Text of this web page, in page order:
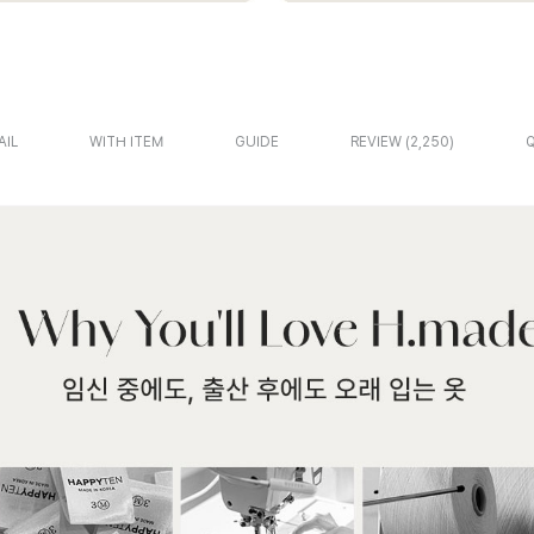
WITH ITEM GUIDE REVIEW 2,250